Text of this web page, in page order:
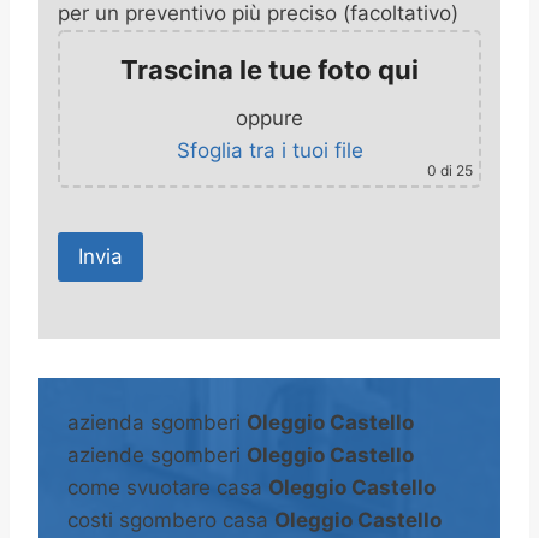
per un preventivo più preciso (facoltativo)
Trascina le tue foto qui
oppure
Sfoglia tra i tuoi file
0 di 25
A
e
n
a
azienda sgomberi Oleggio Castello
aziende sgomberi Oleggio Castello
come svuotare casa Oleggio Castello
costi sgombero casa Oleggio Castello